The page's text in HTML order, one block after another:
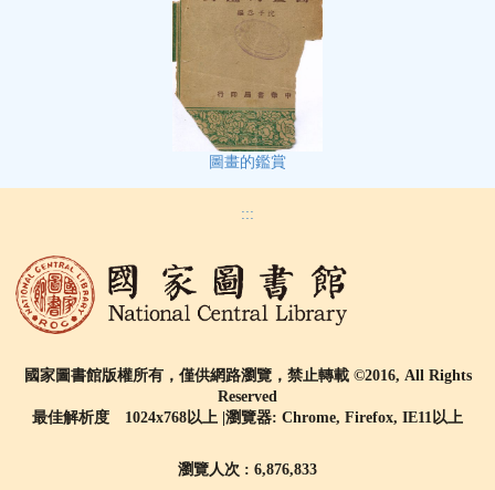
圖畫的鑑賞
:::
國家圖書館版權所有，僅供網路瀏覽，禁止轉載 ©2016, All Rights
Reserved
最佳解析度 1024x768以上 |瀏覽器: Chrome, Firefox, IE11以上
瀏覽人次 : 6,876,833